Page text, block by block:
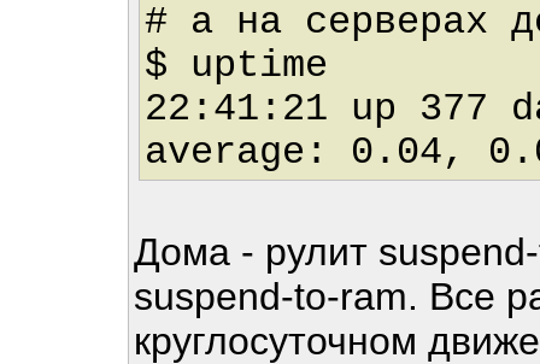
# а на серверах
$ uptime
22:41:21 up
average: 0.04,
Дома - рулит
suspend-to-ram. Все
круглосуточном